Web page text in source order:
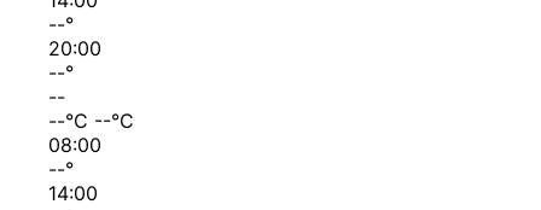
--°
20:00
--°
--
--°C --°C
08:00
--°
14:00